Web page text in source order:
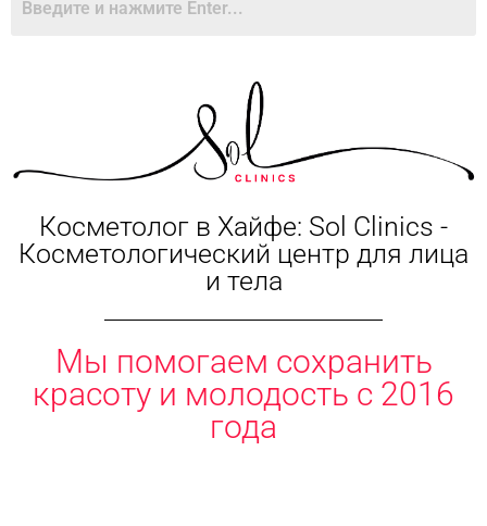
Косметолог в Хайфе: Sol Clinics -
Косметологический центр для лица
и тела
Мы помогаем сохранить
красоту и молодость с 2016
года